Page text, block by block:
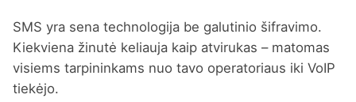
SMS yra sena technologija be galutinio šifravimo.
Kiekviena žinutė keliauja kaip atvirukas – matomas
visiems tarpininkams nuo tavo operatoriaus iki VoIP
tiekėjo.